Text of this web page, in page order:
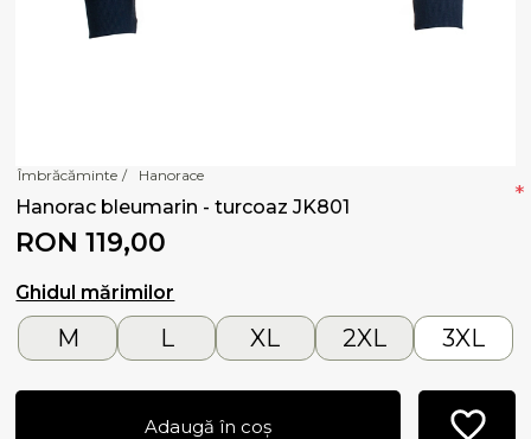
Îmbrăcăminte / Hanorace
Hanorac bleumarin - turcoaz JK801
RON 119,00
Ghidul mărimilor
*
M L XL 2XL 3XL
Adaugă în coș